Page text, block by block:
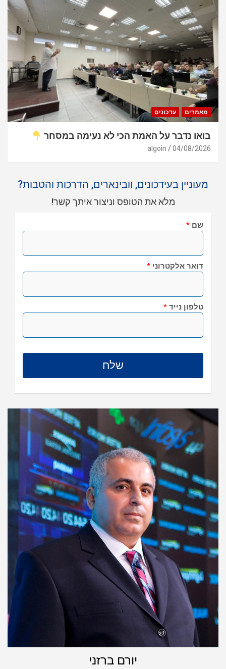
מאמרים עדכונים
בואו נדבר על האמת הכי לא נעימה במסחר
04/08/2026
algoin
מעוניין בעידכונים, וובינארים, הדרכות והטבות?
מלא את הטופס וניצור איתך קשר!
שם *
דואר אלקטרוני *
טלפון נייד *
יורם ברזני